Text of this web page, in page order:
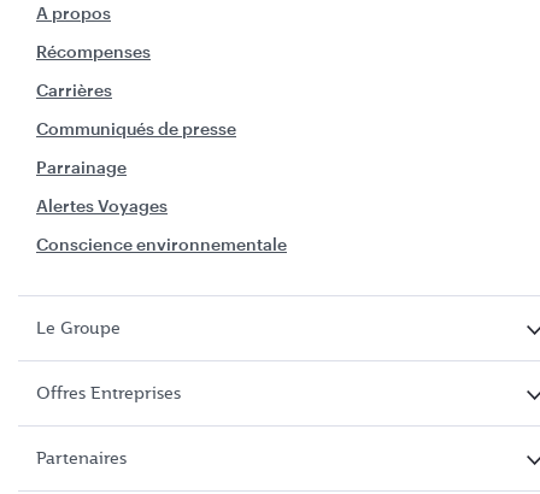
A propos
Récompenses
Carrières
Communiqués de presse
Parrainage
Alertes Voyages
Conscience environnementale
Le Groupe
Offres Entreprises
Partenaires